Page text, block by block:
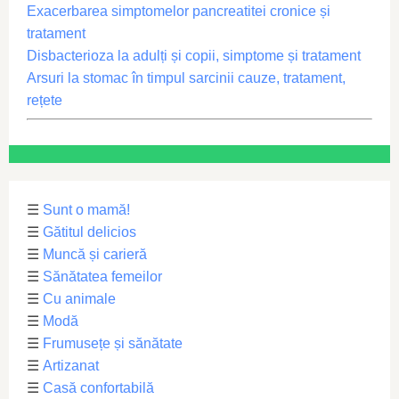
Exacerbarea simptomelor pancreatitei cronice și
tratament
Disbacterioza la adulți și copii, simptome și tratament
Arsuri la stomac în timpul sarcinii cauze, tratament,
rețete
☰ Sunt o mamă!
☰ Gătitul delicios
☰ Muncă și carieră
☰ Sănătatea femeilor
☰ Cu animale
☰ Modă
☰ Frumusețe și sănătate
☰ Artizanat
☰ Casă confortabilă